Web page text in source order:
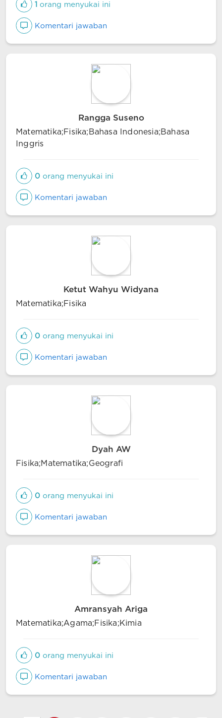
1 orang menyukai ini
Komentari jawaban
Rangga Suseno
Matematika;Fisika;Bahasa Indonesia;Bahasa
Inggris
0 orang menyukai ini
Komentari jawaban
Ketut Wahyu Widyana
Matematika;Fisika
0 orang menyukai ini
Komentari jawaban
Dyah AW
Fisika;Matematika;Geografi
0 orang menyukai ini
Komentari jawaban
Amransyah Ariga
Matematika;Agama;Fisika;Kimia
0 orang menyukai ini
Komentari jawaban